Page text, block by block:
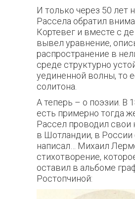
И только через 50 лет
Рассела обратил
Кортевег и вместе с
вывел уравнение,
распространение в
среде структурно
уединенной волны, то
солитона.
А теперь – о поэзии. В
есть примерно тогда
Рассел проводил свои
в Шотландии, в России
написал… Михаил
стихотворение,
оставил в альбоме
Ростопчиной: